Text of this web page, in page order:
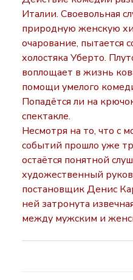
Италии. Своевольная
природную женскую
очарование, пытается
холостяка Уберто.
воплощает в жизнь
помощи умелого
Попадётся ли на
спектакле.
Несмотря на то, что с
событий прошло уже
остаётся понятной
художественный
постановщик Денис
ней затронута
между мужским и